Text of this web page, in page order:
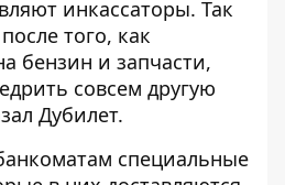
инкассаторы. Так
того, как
бензин и запчасти,
совсем другую
Дубилет.
специальные